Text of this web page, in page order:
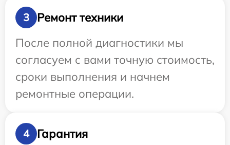
3
Ремонт техники
После полной диагностики мы
согласуем с вами точную стоимость,
сроки выполнения и начнем
ремонтные операции.
4
Гарантия